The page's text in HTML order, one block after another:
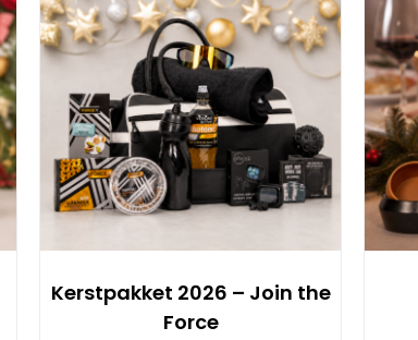
Kerstpakket 2026 – Join the
Force